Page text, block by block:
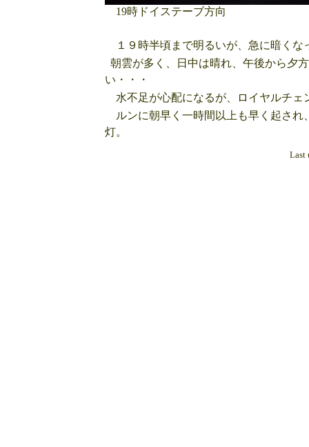
19時ドイステーブ方向
１９時半頃まで明るいが、急に暗くな
朝雲が多く、日中は晴れ、午後から夕
い・・・
水不足が心配になるが、ロイヤルチェ
ルンに朝早く一時間以上も早く起され
灯。
Last